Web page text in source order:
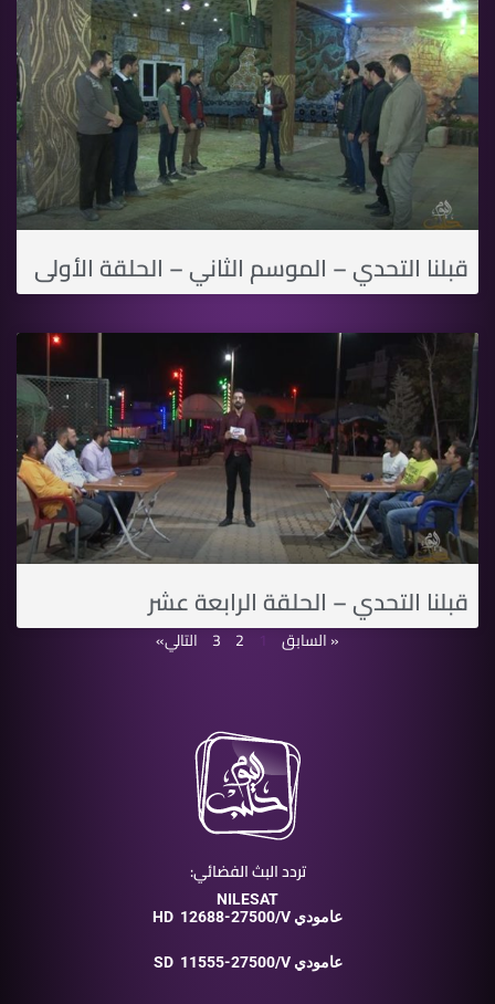
قبلنا التحدي – الموسم الثاني – الحلقة الأولى
قبلنا التحدي – الحلقة الرابعة عشر
« السابق 1
2
3 التالي»
تردد البث الفضائي:
NILESAT
HD
12688-27500/V عامودي
SD 11555-27500/V عامودي